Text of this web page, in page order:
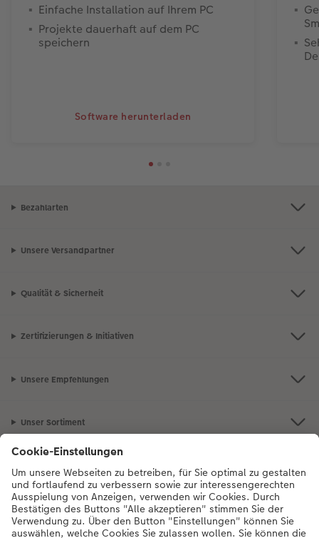
Einfache Installation auf Ihrem PC
Projekte dauerhaft auf dem PC
speichern
Software herunterladen
Bezahlarten
Unsere Versandpartner
Qualität & Sicherheit
Zertifizierungen & Initiativen
Unsere Empfehlungen
Unser Sortiment
Mehr zum CEWE Fotoservice